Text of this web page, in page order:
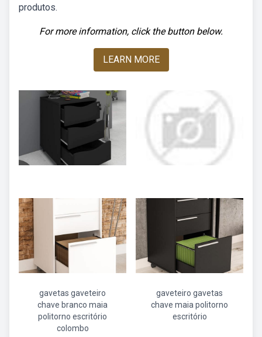
produtos.
For more information, click the button below.
LEARN MORE
gavetas gaveteiro
chave branco maia
politorno escritório
colombo
gaveteiro gavetas
chave maia politorno
escritório